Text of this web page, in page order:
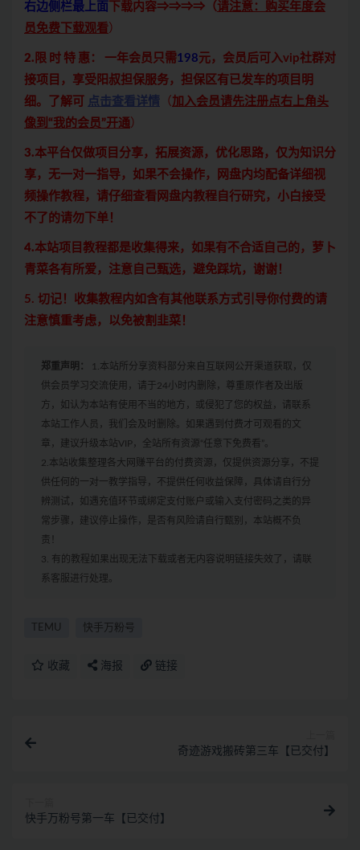
右边侧栏最上面
下载内容⇒⇒⇒⇒（请注意：购买年度会
员免费下载观看）
2.限 时 特 惠： 一年会员只需198元，会员后可入vip社群对
接项目，享受阳叔担保服务，担保区有已发车的项目明
细。了解可
点击查看详情 （ 加入会员请先注册点右上角头
像到“我的会员”开通）
3.本平台仅做项目分享，拓展资源，优化思路，仅为知识分
享，无一对一指导，如果不会操作，网盘内均配备详细视
频操作教程，请仔细查看网盘内教程自行研究，小白接受
不了的请勿下单！
4.本站项目教程都是收集得来，如果有不合适自己的，萝卜
青菜各有所爱，注意自己甄选，避免踩坑，谢谢！
5. 切记！收集教程内如含有其他联系方式引导你付费的请
注意慎重考虑，以免被割韭菜！
郑重声明：
1.本站所分享资料部分来自互联网公开渠道获取，仅
供会员学习交流使用，请于24小时内删除，尊重原作者及出版
方，如认为本站有使用不当的地方，或侵犯了您的权益，请联系
本站工作人员，我们会及时删除。如果遇到付费才可观看的文
章，建议升级本站VIP，全站所有资源“任意下免费看”。
2.本站收集整理各大网赚平台的付费资源，仅提供资源分享，不提
供任何的一对一教学指导，不提供任何收益保障，具体请自行分
辨测试，如遇充值环节或绑定支付账户或输入支付密码之类的异
常步骤，建议停止操作，是否有风险请自行甄别，本站概不负
责！
3. 有的教程如果出现无法下载或者无内容说明链接失效了，请联
系客服进行处理。
TEMU 快手万粉号
收藏 海报 链接
奇迹游戏搬砖第三车【已交付】
快手万粉号第一车【已交付】